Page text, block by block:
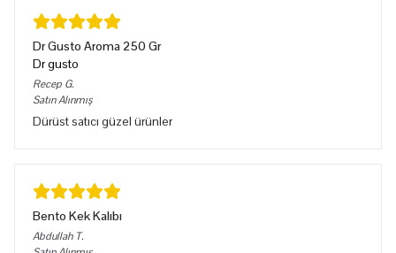
Dr Gusto Aroma 250 Gr
Dr gusto
Recep G.
Satın Alınmış
Dürüst satıcı güzel ürünler
Bento Kek Kalıbı
Abdullah T.